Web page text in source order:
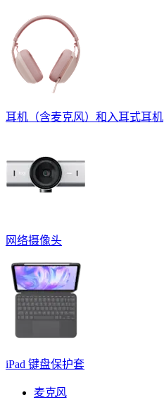
耳机（含麦克风）和入耳式耳机
网络摄像头
iPad 键盘保护套
麦克风